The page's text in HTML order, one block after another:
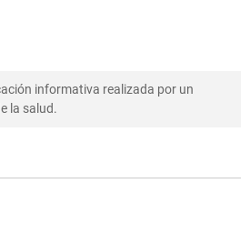
informativa realizada por un
la salud.